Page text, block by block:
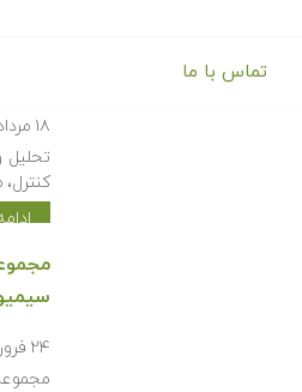
تماس با ما
۱۸ مرداد ۱۳۹۴
۲۴ فروردین ۱۳۹۴